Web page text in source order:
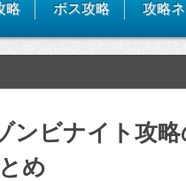
略 ボス攻略 攻略
ンビナイト攻
め